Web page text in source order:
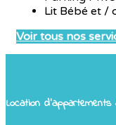
Lit Bébé et /
Voir tous nos
Location d'appartements